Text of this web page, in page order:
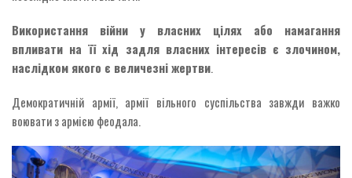
Використання війни у власних цілях або намагання
впливати на її хід задля власних інтересів є злочином,
наслідком якого є величезні жертви.
Демократичній армії, армії вільного суспільства завжди важко
воювати з армією феодала.